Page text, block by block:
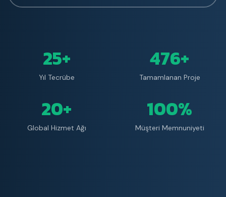
25+
Yıl Tecrübe
476+
Tamamlanan Proje
20+
Global Hizmet Ağı
100%
Müşteri Memnuniyeti